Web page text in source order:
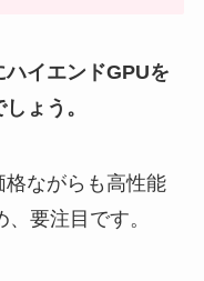
イエンドGPUを
ょう。
格ながらも高性能
要注目です。